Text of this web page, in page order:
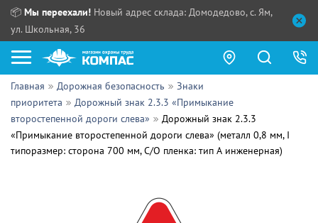
📦 Мы переехали! Новый адрес склада: Домодедово, с. Ям,
ул. Школьная, 36
Как купить?
Прайс-листы
Сотрудничество
Главная Дорожная безопасность
Знаки
приоритета
Дорожный знак 2.3.3 «Примыкание
второстепенной дороги слева»
Дорожный знак 2.3.3
«Примыкание второстепенной дороги слева» (металл 0,8 мм, I
типоразмер: сторона 700 мм, С/О пленка: тип А инженерная)